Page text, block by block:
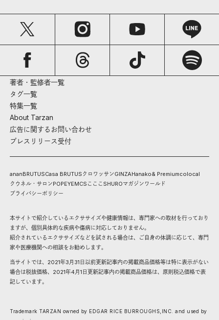
著者・監修者一覧
タグ一覧
特集一覧
About Tarzan
広告に関するお問い合わせ
プレスリリース受付
ananBRUTUSCasa BRUTUS クロワッサンGINZAHanako& Premiumcolocal
クウネル・サロンPOPEYEMCS こここ SHUROマガジンワールド
プライバシーポリシー
本サイトで紹介しているエクササイズや健康情報は、専門家への取材を行っており
ますが、個別具体的な疾病や傷病に対応しておりません。
紹介されているエクササイズなどを試される場合は、ご自身の体調に応じて、専門
家や医療機関への相談をお勧めします。
当サイトでは、2021年3月31日以前更新記事内の掲載商品価格等は特に表示がない
場合は税抜価格、2021年4月1日更新記事内の掲載商品価格は、原則税込価格で表
記しています。
Trademark TARZAN owned by EDGAR RICE BURROUGHS,INC. and used by